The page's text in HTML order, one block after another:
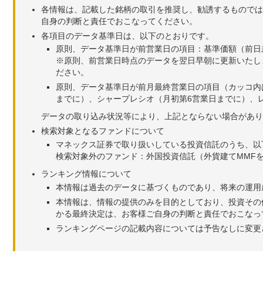
各情報は、記載した銘柄の取引を推奨し、勧誘するもので
自身の判断と責任でおこなってください。
各項目のデータ基準日は、以下のとおりです。
原則、データ基準日が前営業日の項目：基準価額（前
※原則、前営業日時点のデータを翌日早朝に更新いた
ださい。
原則、データ基準日が前月最終営業日の項目（カッコ
までに）、シャープレシオ（月初第6営業日までに）
データの取り込み状況等により、上記とならない場合があ
検索対象となるファンドについて
マネックス証券で取り扱いしている投資信託のうち、
検索対象外のファンド：外国投資信託（外貨建てMMF
ランキング情報について
本情報は過去のデータに基づくものであり、将来の運
本情報は、情報の提供のみを目的としており、投資そ
かる最終決定は、お客様ご自身の判断と責任でおこな
ランキングページの記載内容については予告なしに変